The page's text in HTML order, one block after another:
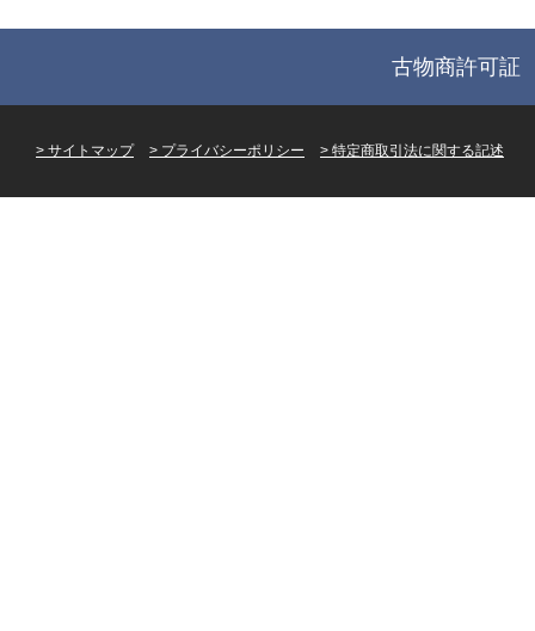
古物商許可
サイトマップ プライバシーポリシー 特定商取引法に関する記述